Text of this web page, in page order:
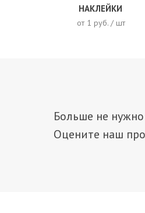
от 1 руб. / шт
НАКЛЕЙКИ
Больше не
Оцените наш